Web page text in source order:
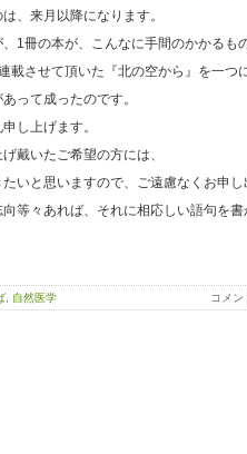
、来月以降になります。
1冊の本が、こんなに手間のかかるも
載させて頂いた『北の空から』を一つ
って成ったのです。
し上げます。
戴いたご希望の方には、
いと思いますので、ご遠慮なくお申し
等々あれば、それに相応しい語句を書
自然医学 コメン